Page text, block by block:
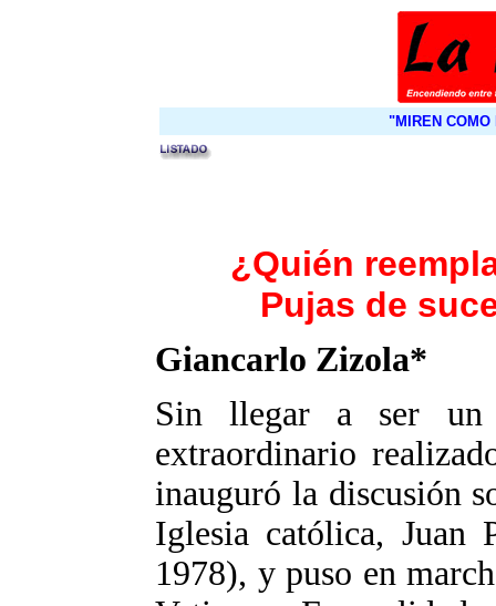
"MIREN COMO
¿Quién
Pujas de
Giancarlo Zizola*
Sin llegar a ser un
extraordinario
inauguró la discusión
Iglesia católica, Juan
1978), y puso en